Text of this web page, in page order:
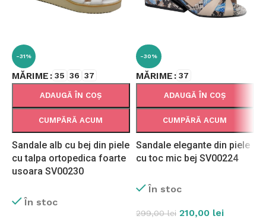
-31%
MĂRIME 35 36 37
ADAUGĂ ÎN COȘ
CUMPĂRĂ ACUM
Sandale alb cu bej din piele
cu talpa ortopedica foarte
usoara SV00230
În stoc
-30%
MĂRIME 37
ADAUGĂ ÎN COȘ
CUMPĂRĂ ACUM
Sandale elegante din piele
cu toc mic bej SV00224
În stoc
299,00lei 210,00 lei